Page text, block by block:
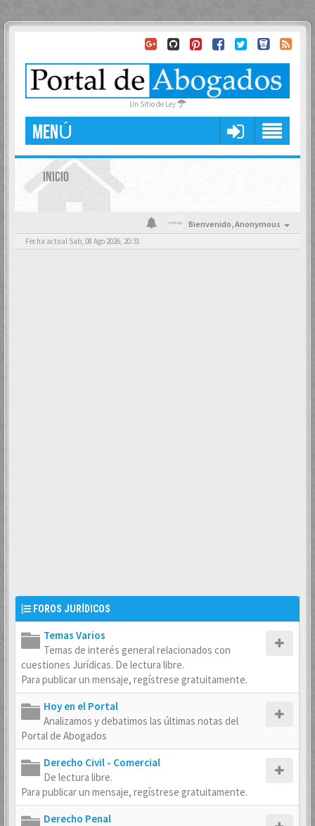
Un Sitio de Ley
MENÚ
INICIO
Bienvenido,Anonymous
Fecha actual Sab, 08 Ago 2026, 20:31
FOROS JURÍDICOS
Temas Varios
Temas de interés general relacionados con
cuestiones Jurídicas. De lectura libre.
Para publicar un mensaje, regístrese gratuitamente.
Hoy en el Portal
Analizamos y debatimos las últimas notas del
Portal de Abogados
Derecho Civil - Comercial
De lectura libre.
Para publicar un mensaje, regístrese gratuitamente.
Derecho Penal